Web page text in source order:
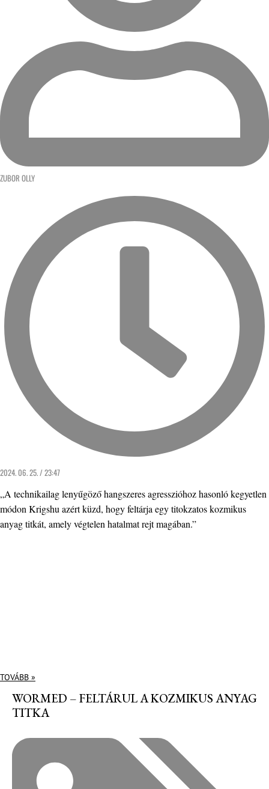
ZUBOR OLLY
2024. 06. 25. / 23:47
„A technikailag lenyűgöző hangszeres agresszióhoz hasonló kegyetlen
módon Krigshu azért küzd, hogy feltárja egy titokzatos kozmikus
anyag titkát, amely végtelen hatalmat rejt magában.”
TOVÁBB »
WORMED – FELTÁRUL A KOZMIKUS ANYAG
TITKA